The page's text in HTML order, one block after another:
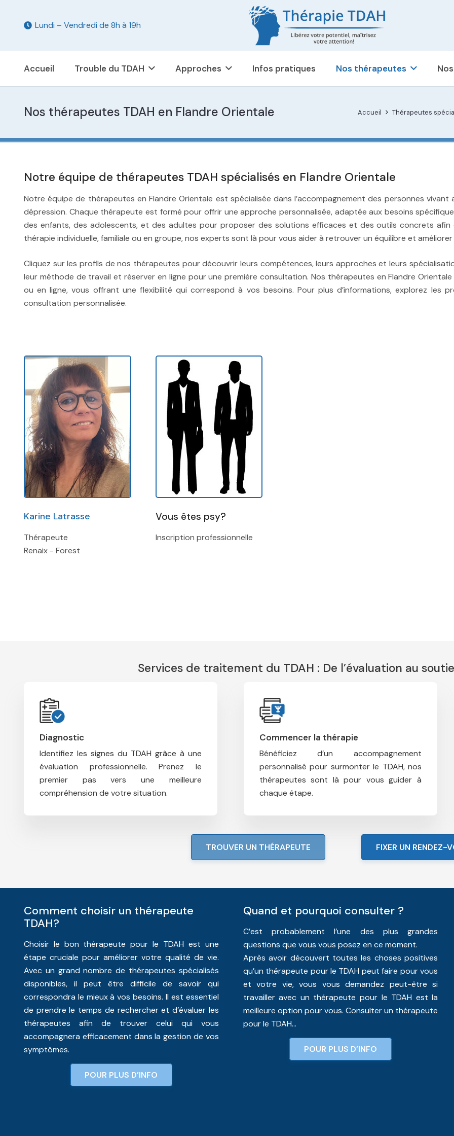
Lundi – Vendredi de 8h à 19h
Accueil Trouble du TDAH Approches Infos pratiques Nos thérapeutes
Nos thérapeutes TDAH en Flandre Orientale Accueil Thérapeutes
Notre équipe de thérapeutes TDAH spécialisés en Flandre Orientale
Notre équipe de thérapeutes en Flandre Orientale est spécialisée dans l’accompagnement des personnes vivant
dépression. Chaque thérapeute est formé pour offrir une approche personnalisée, adaptée aux besoins
des enfants, des adolescents, et des adultes pour proposer des solutions efficaces et des outils concrets
thérapie individuelle, familiale ou en groupe, nos experts sont là pour vous aider à retrouver un équilibre et
Cliquez sur les profils de nos thérapeutes pour découvrir leurs compétences, leurs approches et leurs
leur méthode de travail et réserver en ligne pour une première consultation. Nos thérapeutes en Flandre
ou en ligne, vous offrant une flexibilité qui correspond à vos besoins. Pour plus d’informations, explorez les
consultation personnalisée.
Karine Latrasse
Thérapeute
Renaix - Forest
Vous êtes psy?
Inscription professionnelle
Services de traitement du TDAH : De l’évaluation au
Diagnostic
Identifiez les signes du TDAH grâce à une
évaluation professionnelle.Prenez le
premier pas vers une meilleure
compréhension de votre situation.
Commencer la thérapie
Bénéficiez d’un accompagnement
personnalisé pour surmonter le TDAH, nos
thérapeutes sont là pour vous guider à
chaque étape.
TROUVER UN THÉRAPEUTE FIXER UN RENDEZ-
Comment choisir un thérapeute
TDAH?
Choisir le bon thérapeute pour le TDAH est une
étape cruciale pour améliorer votre qualité de vie.
Avec un grand nombre de thérapeutes spécialisés
disponibles, il peut être difficile de savoir qui
correspondra le mieux à vos besoins. Il est essentiel
de prendre le temps de rechercher et d’évaluer les
thérapeutes afin de trouver celui qui vous
accompagnera efficacement dans la gestion de vos
symptômes.
POUR PLUS D’INFO
Quand et pourquoi consulter ?
C’est probablement l’une des plus grandes
questions que vous vous posez en ce moment.
Après avoir découvert toutes les choses positives
qu’un thérapeute pour le TDAH peut faire pour vous
et votre vie, vous vous demandez peut-être si
travailler avec un thérapeute pour le TDAH est la
meilleure option pour vous. Consulter un thérapeute
pour le TDAH…
POUR PLUS D’INFO